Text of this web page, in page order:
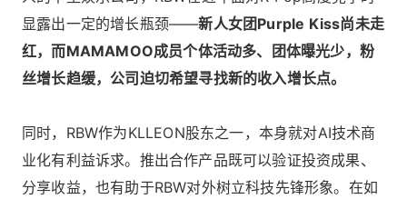
显露出一定的增长瓶颈——新人女团Purple Kiss尚未走
红，而MAMAMOO成员个体活动多、团体曝光少，粉
丝增长趋缓，公司迫切希望寻找新的收入增长点。
同时，RBW作为KLLEON股东之一，本身就对AI技术商
业化有利益诉求。推出合作产品既可以验证投资成果、
分享收益，也有助于RBW对外树立科技先锋形象。在如